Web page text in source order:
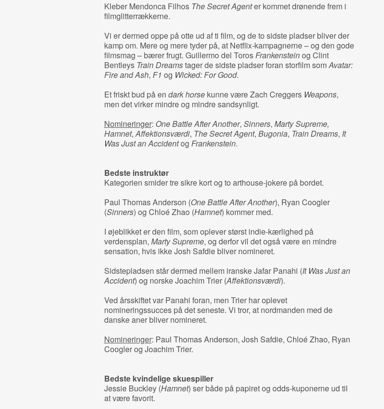
Kleber Mendonca Filhos The Secret Agenter kommet drønende frem i
filmglitterrækkerne.
Vi er dermed oppe på otte ud af ti film, og de to sidste pladser bliver der
kamp om. Mere og mere tyder på, at Netflix-kampagnerne – og den gode
filmsmag – bærer frugt. Guillermo del TorosFrankensteinog Clint
Bentleys Train Dreamstager de sidste pladser foran storfilm somAvatar:
Fire and Ash, F1 og Wicked: For Good.
Et friskt bud på en dark horsekunne være Zach Creggers Weapons,
men det virker mindre og mindre sandsynligt.
Nomineringer: One Battle After Another, Sinners, Marty Supreme,
Hamnet,Affektionsværdi, The Secret Agent, Bugonia, Train Dreams, It
Was Just an Accidentog Frankenstein.
Bedste instruktør
Kategorien smider tre sikre kort og to arthouse-jokere på bordet.
Paul Thomas Anderson (One Battle After Another), Ryan Coogler
(Sinners) og Chloé Zhao (Hamnet) kommer med.
I øjeblikket er den film, som oplever størst indie-kærlighed på
verdensplan, Marty Supreme, og derfor vil det også være en mindre
sensation, hvis ikke Josh Safdie bliver nomineret.
Sidstepladsen står dermed mellem iranske Jafar Panahi (It Was Just an
Accident) og norske Joachim Trier (Affektionsværdi).
Ved årsskiftet var Panahi foran, men Trier har oplevet
nomineringssucces på det seneste. Vi tror, at nordmanden med de
danske aner bliver nomineret.
Nomineringer: Paul Thomas Anderson, Josh Safdie, Chloé Zhao, Ryan
Coogler og Joachim Trier.
Bedste kvindelige skuespiller
Jessie Buckley (Hamnet) ser både på papiret og odds-kuponerne ud til
at være favorit.